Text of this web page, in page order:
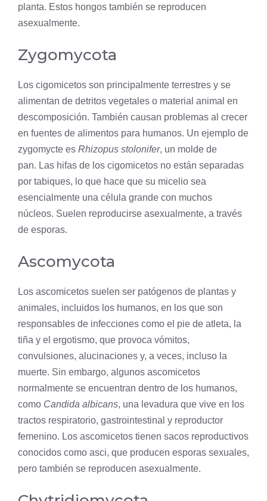
planta. Estos hongos también se reproducen
asexualmente.
Zygomycota
Los cigomicetos son principalmente terrestres y se
alimentan de detritos vegetales o material animal en
descomposición. También causan problemas al crecer
en fuentes de alimentos para humanos. Un ejemplo de
zygomycte es Rhizopus stolonifer, un molde de
pan. Las hifas de los cigomicetos no están separadas
por tabiques, lo que hace que su micelio sea
esencialmente una célula grande con muchos
núcleos. Suelen reproducirse asexualmente, a través
de esporas.
Ascomycota
Los ascomicetos suelen ser patógenos de plantas y
animales, incluidos los humanos, en los que son
responsables de infecciones como el pie de atleta, la
tiña y el ergotismo, que provoca vómitos,
convulsiones, alucinaciones y, a veces, incluso la
muerte. Sin embargo, algunos ascomicetos
normalmente se encuentran dentro de los humanos,
como Candida albicans, una levadura que vive en los
tractos respiratorio, gastrointestinal y reproductor
femenino. Los ascomicetos tienen sacos reproductivos
conocidos como asci, que producen esporas sexuales,
pero también se reproducen asexualmente.